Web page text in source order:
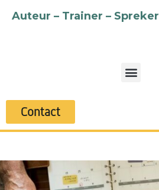
Auteur – Trainer – Spreker
Contact